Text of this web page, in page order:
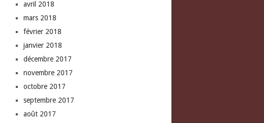
avril 2018
mars 2018
février 2018
janvier 2018
décembre 2017
novembre 2017
octobre 2017
septembre 2017
août 2017